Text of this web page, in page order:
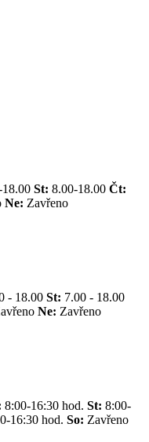
St: 8.00-18.00 Čt:
Ne: Zavřeno
- 18.00 St: 7.00 - 18.00
Ne: Zavřeno
8:00-16:30 hod. St: 8:00-
16:30 hod. So: Zavřeno